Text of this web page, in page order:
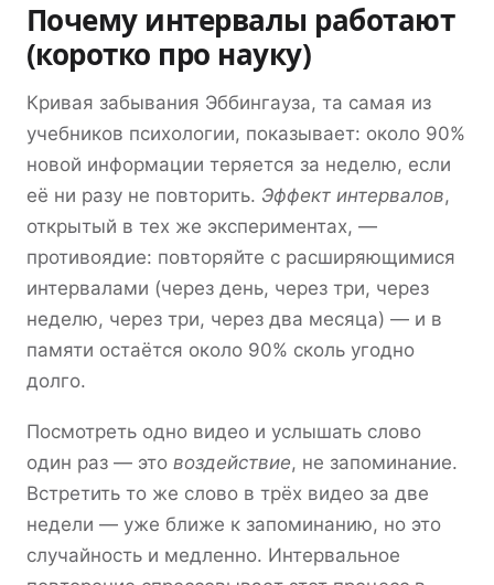
Почему интервалы работают
(коротко про науку)
Кривая забывания Эббингауза, та самая из
учебников психологии, показывает: около 90%
новой информации теряется за неделю, если
её ни разу не повторить. Эффект интервалов,
открытый в тех же экспериментах, —
противоядие: повторяйте с расширяющимися
интервалами (через день, через три, через
неделю, через три, через два месяца) — и в
памяти остаётся около 90% сколь угодно
долго.
Посмотреть одно видео и услышать слово
один раз — это воздействие, не запоминание.
Встретить то же слово в трёх видео за две
недели — уже ближе к запоминанию, но это
случайность и медленно. Интервальное